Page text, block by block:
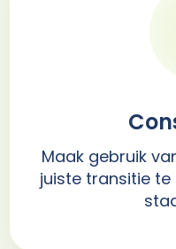
Maak gebruik
juiste transitie